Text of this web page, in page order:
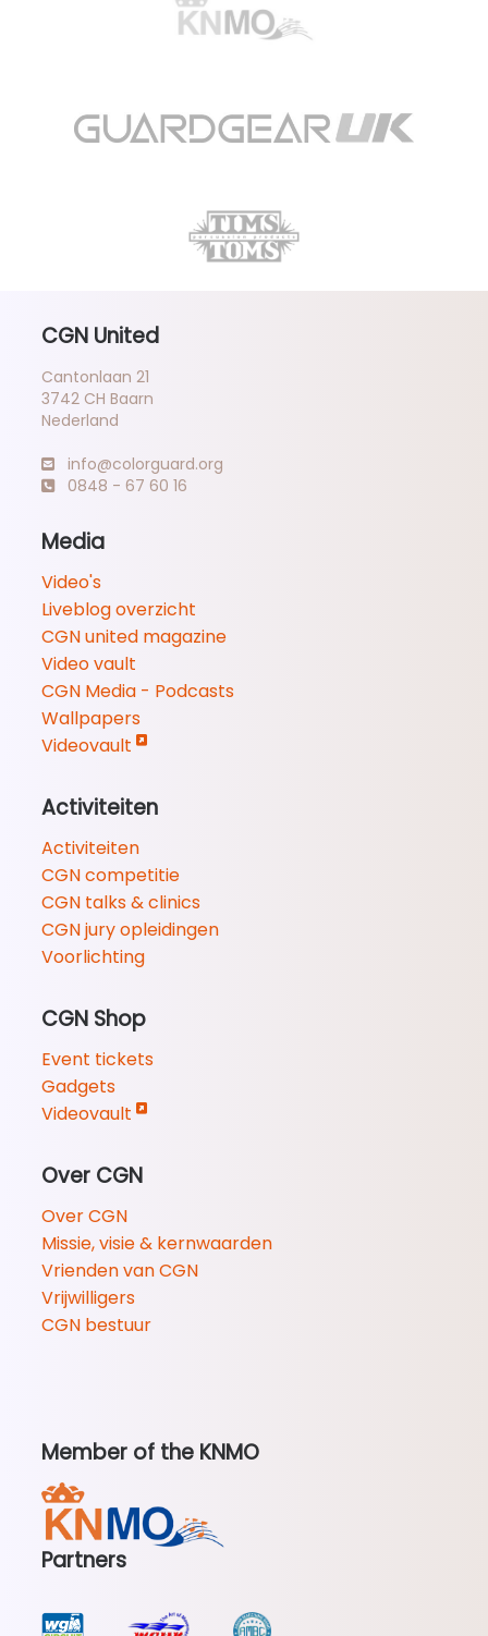
CGN United
Cantonlaan 21
3742 CH Baarn
Nederland
info@colorguard.org
0848 - 67 60 16
Media
Video's
Liveblog overzicht
CGN united magazine
Video vault
CGN Media - Podcasts
Wallpapers
Videovault
Activiteiten
Activiteiten
CGN competitie
CGN talks & clinics
CGN jury opleidingen
Voorlichting
CGN Shop
Event tickets
Gadgets
Videovault
Over CGN
Over CGN
Missie, visie & kernwaarden
Vrienden van CGN
Vrijwilligers
CGN bestuur
Member of the KNMO
Partners